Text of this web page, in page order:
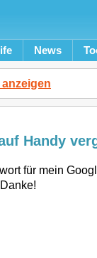
News
Handy
für mein